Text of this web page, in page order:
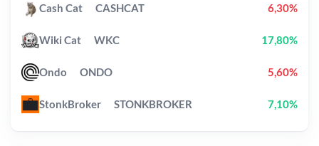
Cash Cat CASHCAT 6,30%
Wiki Cat WKC 17,80%
Ondo ONDO 5,60%
StonkBroker STONKBROKER 7,10%